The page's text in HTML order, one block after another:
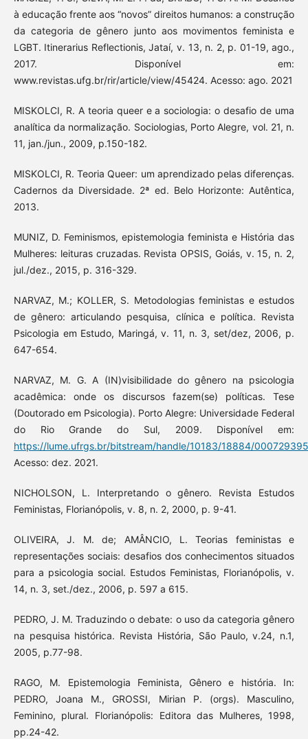
à educação frente aos “novos” direitos humanos: a construção
da categoria de gênero junto aos movimentos feminista e
LGBT. Itinerarius Reflectionis, Jataí, v. 13, n. 2, p. 01-19, ago.,
2017. Disponível em:
www.revistas.ufg.br/rir/article/view/45424. Acesso: ago. 2021
MISKOLCI, R. A teoria queer e a sociologia: o desafio de uma
analítica da normalização. Sociologias, Porto Alegre, vol. 21, n.
11, jan./jun., 2009, p.150-182.
MISKOLCI, R. Teoria Queer: um aprendizado pelas diferenças.
Cadernos da Diversidade. 2ª ed. Belo Horizonte: Autêntica,
2013.
MUNIZ, D. Feminismos, epistemologia feminista e História das
Mulheres: leituras cruzadas. Revista OPSIS, Goiás, v. 15, n. 2,
jul./dez., 2015, p. 316-329.
NARVAZ, M.; KOLLER, S. Metodologias feministas e estudos
de gênero: articulando pesquisa, clínica e política. Revista
Psicologia em Estudo, Maringá, v. 11, n. 3, set/dez, 2006, p.
647-654.
NARVAZ, M. G. A (IN)visibilidade do gênero na psicologia
acadêmica: onde os discursos fazem(se) políticas. Tese
(Doutorado em Psicologia). Porto Alegre: Universidade Federal
do Rio Grande do Sul, 2009. Disponível em:
https://lume.ufrgs.br/bitstream/handle/10183/18884/
Acesso: dez. 2021.
NICHOLSON, L. Interpretando o gênero. Revista Estudos
Feministas, Florianópolis, v. 8, n. 2, 2000, p. 9-41.
OLIVEIRA, J. M. de; AMÂNCIO, L. Teorias feministas e
representações sociais: desafios dos conhecimentos situados
para a psicologia social. Estudos Feministas, Florianópolis, v.
14, n. 3, set./dez., 2006, p. 597 a 615.
PEDRO, J. M. Traduzindo o debate: o uso da categoria gênero
na pesquisa histórica. Revista História, São Paulo, v.24, n.1,
2005, p.77-98.
RAGO, M. Epistemologia Feminista, Gênero e história. In:
PEDRO, Joana M., GROSSI, Mirian P. (orgs). Masculino,
Feminino, plural. Florianópolis: Editora das Mulheres, 1998,
pp.24-42.